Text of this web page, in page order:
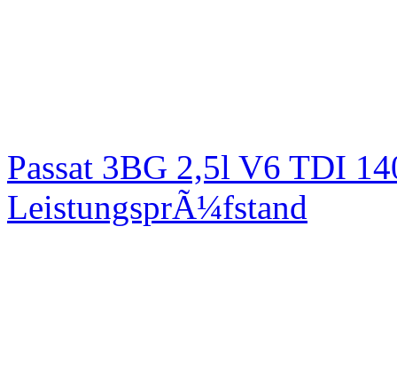
Passat 3BG 2,5l V6 TDI
LeistungsprÃ¼fstand